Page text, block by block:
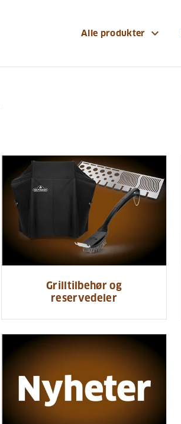
Alle produkter expand_more
Grilltilbehør og
reservedeler